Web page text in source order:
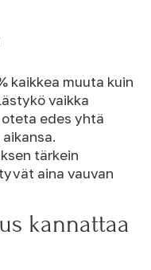
kaikkea muuta kuin
vaikka
oteta edes yhtä
tärkein
aina vauvan
kannattaa